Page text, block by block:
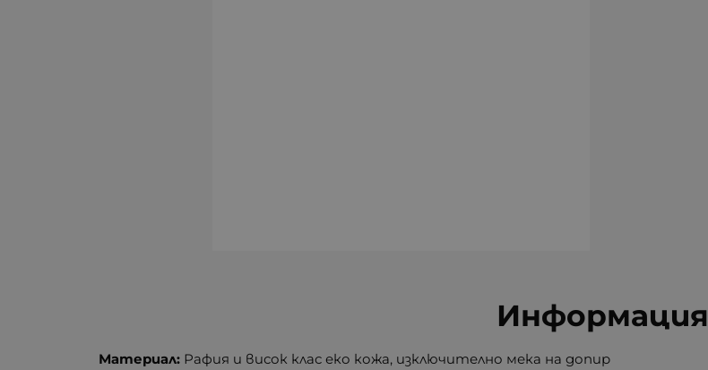
Информация
Материал: Рафия и висок клас еко кожа, изключително мека на допир